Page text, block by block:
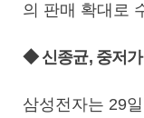
의 판매 확대로
◆ 신종균, 중저가
삼성전자는 29